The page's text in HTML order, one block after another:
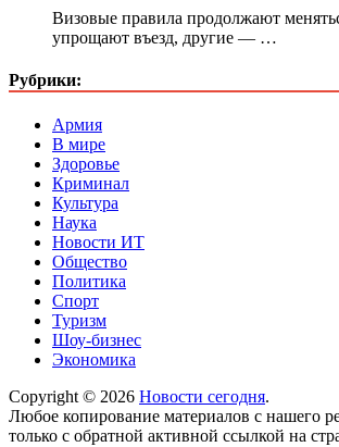
Визовые правила продолжают
упрощают въезд, другие — …
Рубрики:
Армия
В мире
Здоровье
Криминал
Культура
Наука
Новости ИТ
Общество
Политика
Спорт
Туризм
Шоу-бизнес
Экономика
Copyright © 2026 Новости сегодня.
Любое копирование материалов с нашего
только с обратной активной ссылкой на